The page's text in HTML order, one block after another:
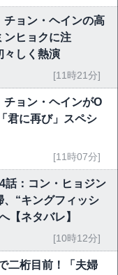
ョン・ヘインの高
ンヒョクに注
々しく熱演
[11時21分]
ョン・ヘインがO
君に再び」スペシ
[11時07分]
話：コン・ヒョジン
“キングフィッシ
【ネタバレ】
[10時12分]
二桁目前！「夫婦